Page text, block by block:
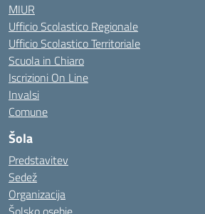
MIUR
Ufficio Scolastico Regionale
Ufficio Scolastico Territoriale
Scuola in Chiaro
Iscrizioni On Line
Invalsi
Comune
Šola
Predstavitev
Sedež
Organizacija